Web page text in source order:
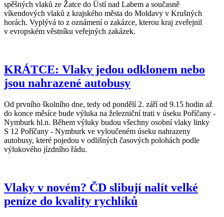
spěšných vlaků ze Žatce do Ústí nad Labem a současně
víkendových vlaků z krajského města do Moldavy v Krušných
horách. Vyplývá to z oznámení o zakázce, kterou kraj zveřejnil
v evropském věstníku veřejných zakázek.
KRÁTCE: Vlaky jedou odklonem nebo
jsou nahrazené autobusy
Od prvního školního dne, tedy od pondělí 2. září od 9.15 hodin až
do konce měsíce bude výluka na železniční trati v úseku Poříčany -
Nymburk hl.n. Během výluky budou všechny osobní vlaky linky
S 12 Poříčany - Nymburk ve vyloučeném úseku nahrazeny
autobusy, které pojedou v odlišných časových polohách podle
výlukového jízdního řádu.
Vlaky v novém? ČD slibují nalít velké
peníze do kvality rychlíků